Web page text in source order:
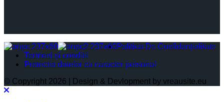
Politica De Confidențialitate
Termeni și condiții
Protectia datelor cu caracter personal
© Copyright 2026 | Design & Devlopment by vreausite.eu